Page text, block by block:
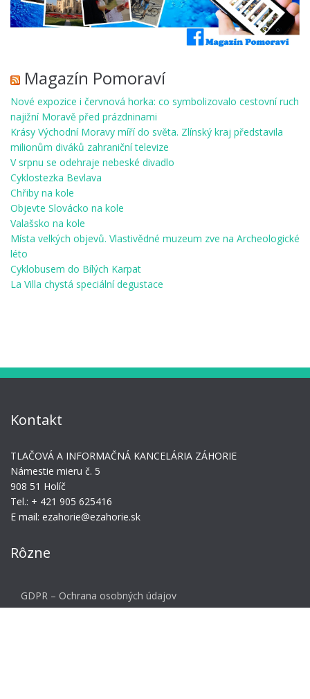
Magazín Pomoraví
Nové expozice i červnová horka: co symbolizovalo cestovní ruch
najižní Moravě před prázdninami
Krásy Východní Moravy míří do světa. Zlínský kraj představila
milionům diváků zahraniční televize
V srpnu se odehraje nebeské divadlo
Cyklostezka Bevlava
Chřiby na kole
Objevte Slovácko na kole
Valašsko na kole
Místa velkých objevů. Vlastivědné muzeum zve na Archeologické
léto
Cyklobusem do Bílých Karpat
La Villa chystá speciální degustace
Kontakt
TLAČOVÁ A INFORMAČNÁ KANCELÁRIA ZÁHORIE
Námestie mieru č. 5
908 51 Holíč
Tel.: + 421 905 625416
E mail: ezahorie@ezahorie.sk
Rôzne
GDPR – Ochrana osobných údajov